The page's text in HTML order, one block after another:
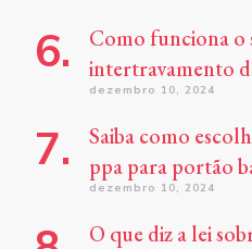
Como funciona o
intertravamento
dezembro 10, 2024
Saiba como
ppa para portão
dezembro 10, 2024
O que diz a lei